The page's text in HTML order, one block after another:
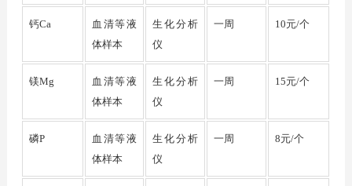
钙Ca
血清等液
体样本
生化分析
仪
一周 10元/个
镁Mg
血清等液
体样本
生化分析
仪
一周 15元/个
磷P
血清等液
体样本
生化分析
仪
一周 8元/个